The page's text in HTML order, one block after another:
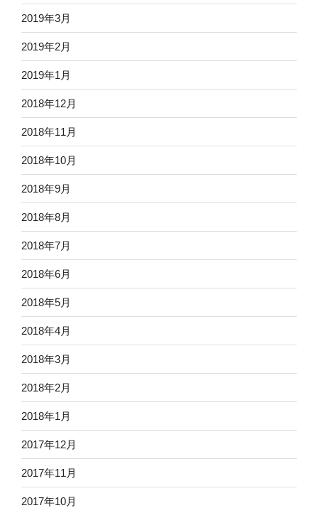
2019年3月
2019年2月
2019年1月
2018年12月
2018年11月
2018年10月
2018年9月
2018年8月
2018年7月
2018年6月
2018年5月
2018年4月
2018年3月
2018年2月
2018年1月
2017年12月
2017年11月
2017年10月